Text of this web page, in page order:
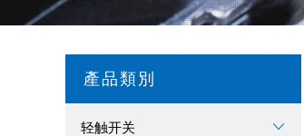
產品類別
轻触开关